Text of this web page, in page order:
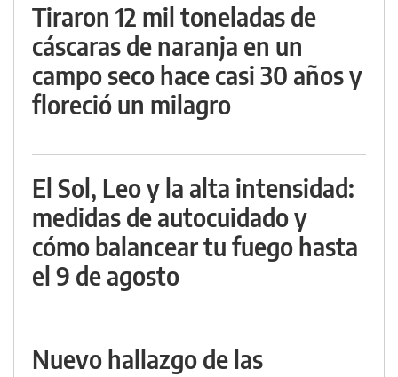
Tiraron 12 mil toneladas de
cáscaras de naranja en un
campo seco hace casi 30 años y
floreció un milagro
El Sol, Leo y la alta intensidad:
medidas de autocuidado y
cómo balancear tu fuego hasta
el 9 de agosto
Nuevo hallazgo de las